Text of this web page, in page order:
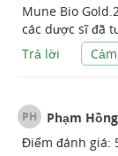
Mune Bio
các dược sĩ đã
Trả lời
PH Phạm Hồng
Điểm đánh giá: